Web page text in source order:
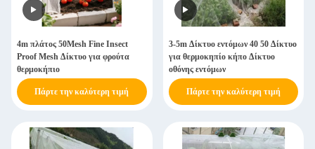
4m πλάτος 50Mesh Fine Insect
Proof Mesh Δίκτυο για φρούτα
θερμοκήπιο
Πάρτε την καλύτερη τιμή
3-5m Δίκτυο εντόμων 40 50 Δίκτυο
για θερμοκηπίο κήπο Δίκτυο
οθόνης εντόμων
Πάρτε την καλύτερη τιμή